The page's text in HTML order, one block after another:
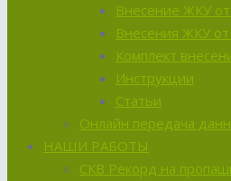
Внесение ЖКУ от
Внесения ЖКУ
Комплект
Инструкции
Статьи
Онлайн передача
НАШИ РАБОТЫ
СКВ Рекорд на